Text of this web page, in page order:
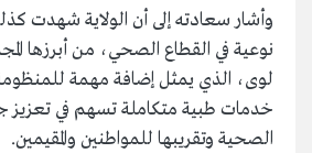
وأشار سعادته إلى أن الولاية شهدت
نوعية في القطاع الصحي، من أبرزها
لوى، الذي يمثل إضافة مهمة
خدمات طبية متكاملة تسهم في تعزيز
الصحية وتقريبها للمواطنين والمقيمين.